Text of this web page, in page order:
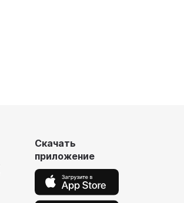
Скачать
приложение